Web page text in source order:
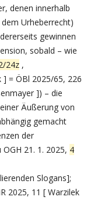
denen innerhalb
Urheberrecht)
gewinnen
sobald – wie
24z ,
] = ÖBl 2025/65, 226
]) – die
Äußerung von
gemacht
der
21. 1. 2025, 4
Slogans];
2025, 11 [ Warzilek